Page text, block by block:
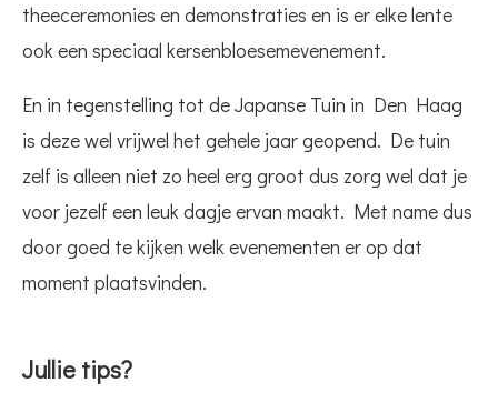
theeceremonies en demonstraties en is er elke lente
ook een speciaal kersenbloesemevenement.
En in tegenstelling tot de Japanse Tuin in Den Haag
is deze wel vrijwel het gehele jaar geopend. De tuin
zelf is alleen niet zo heel erg groot dus zorg wel dat je
voor jezelf een leuk dagje ervan maakt. Met name dus
door goed te kijken welk evenementen er op dat
moment plaatsvinden.
Jullie tips?